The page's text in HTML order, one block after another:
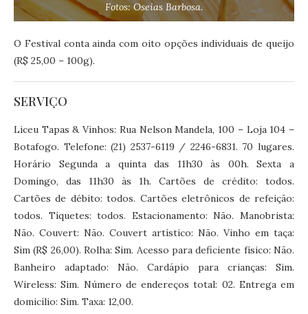
Fotos: Oseias Barbosa.
O Festival conta ainda com oito opções individuais de queijo
(R$ 25,00 – 100g).
SERVIÇO
Liceu Tapas & Vinhos: Rua Nelson Mandela, 100 – Loja 104 –
Botafogo. Telefone: (21) 2537-6119 / 2246-6831. 70 lugares.
Horário Segunda a quinta das 11h30 às 00h. Sexta a
Domingo, das 11h30 às 1h. Cartões de crédito: todos.
Cartões de débito: todos. Cartões eletrônicos de refeição:
todos. Tíquetes: todos. Estacionamento: Não. Manobrista:
Não. Couvert: Não. Couvert artístico: Não. Vinho em taça:
Sim (R$ 26,00). Rolha: Sim. Acesso para deficiente físico: Não.
Banheiro adaptado: Não. Cardápio para crianças: Sim.
Wireless: Sim. Número de endereços total: 02. Entrega em
domicílio: Sim. Taxa: 12,00.